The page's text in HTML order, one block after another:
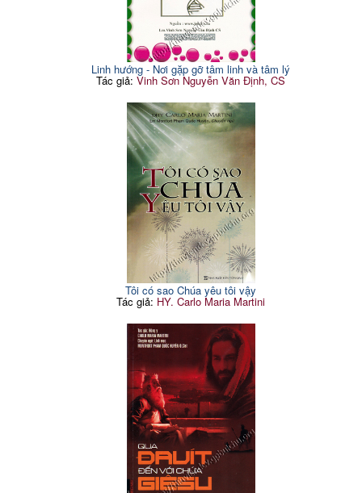
Linh hướng - Nơi gặp gỡ tâm linh và tâm lý
Tác giả:Vinh Sơn Nguyễn Văn Định, CS
Tôi có sao Chúa yêu tôi vậy
Tác giả: HY. Carlo Maria Martini